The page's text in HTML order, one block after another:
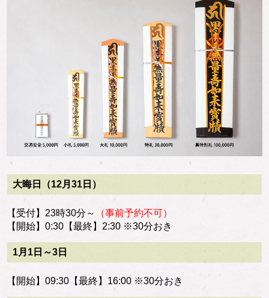
大晦日（12月31日）
【受付】23時30分～
（事前予約不可）
【開始】0:30【最終】2:30 ※30分おき
1月1日～3日
【開始】09:30【最終】16:00 ※30分おき